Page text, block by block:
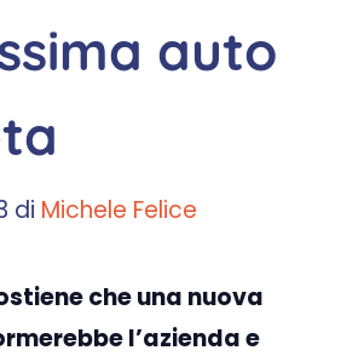
auto
di Michele Felice
che una nuova
l’azienda e